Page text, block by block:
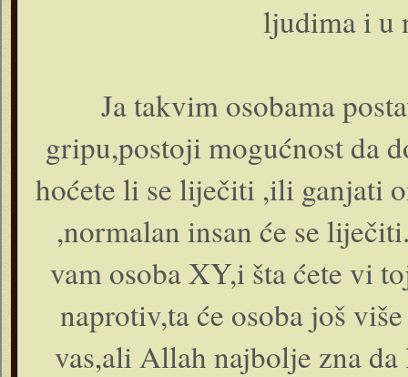
ljudima i u
Ja takvim osobama
gripu,postoji mogućnost da
hoćete li se liječiti ,ili ganjati
,normalan insan će se
vam osoba XY,i šta ćete vi
naprotiv,ta će osoba još
vas,ali Allah najbolje zna